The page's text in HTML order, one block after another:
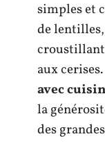
simples et
de
aux
avec
la
des